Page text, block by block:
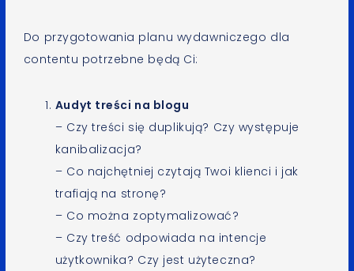
Do przygotowania planu wydawniczego dla
contentu potrzebne będą Ci:
Audyt treści na blogu
– Czy treści się duplikują? Czy występuje
kanibalizacja?
– Co najchętniej czytają Twoi klienci i jak
trafiają na stronę?
– Co można zoptymalizować?
– Czy treść odpowiada na intencje
użytkownika? Czy jest użyteczna?